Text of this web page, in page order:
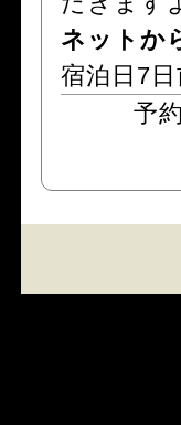
ネットか
宿泊日7
予